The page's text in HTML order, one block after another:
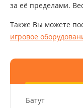
за её пределами.
Также Вы можете
игровое
Батут